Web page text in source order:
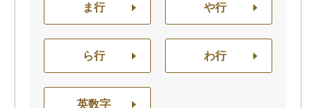
ま行 や行
ら行 わ行
英数字